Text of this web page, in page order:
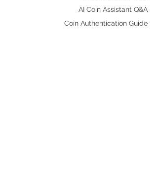
AI Coin Assistant Q&A
Coin Authentication Guide